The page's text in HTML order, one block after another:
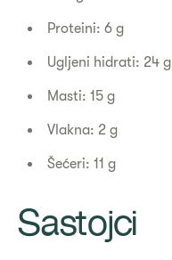
Proteini: 6 g
Ugljeni hidrati: 24 g
Masti: 15 g
Vlakna: 2 g
Šećeri: 11 g
Sastojci